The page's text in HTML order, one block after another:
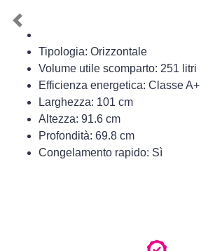
Tipologia: Orizzontale
Volume utile scomparto: 251 litri
Efficienza energetica: Classe A+
Larghezza: 101 cm
Altezza: 91.6 cm
Profondità: 69.8 cm
Congelamento rapido: Sì
Previous